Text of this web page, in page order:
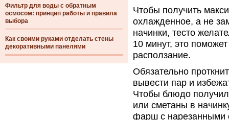
Фильтр для воды с обратным
осмосом: принцип работы и правила
выбора
Как своими руками отделать стены
декоративными панелями
Чтобы получить
охлажденное, а не
начинки, тесто
10 минут, это
расползание.
Обязательно
вывести пар и
Чтобы блюдо
или сметаны в
фарш с нарезанными